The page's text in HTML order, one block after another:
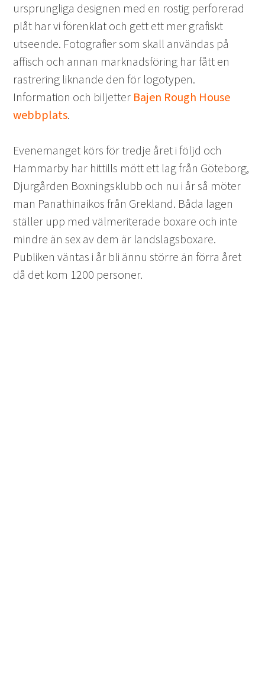
ursprungliga designen med en rostig perforerad
plåt har vi förenklat och gett ett mer grafiskt
utseende. Fotografier som skall användas på
affisch och annan marknadsföring har fått en
rastrering liknande den för logotypen.
Information och biljetter Bajen Rough House
webbplats.
Evenemanget körs för tredje året i följd och
Hammarby har hittills mött ett lag från Göteborg,
Djurgården Boxningsklubb och nu i år så möter
man Panathinaikos från Grekland. Båda lagen
ställer upp med välmeriterade boxare och inte
mindre än sex av dem är landslagsboxare.
Publiken väntas i år bli ännu större än förra året
då det kom 1200 personer.